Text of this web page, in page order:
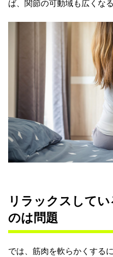
ば、関節の可動域も広くな
リラックスして
のは問題
では、筋肉を軟らかくする